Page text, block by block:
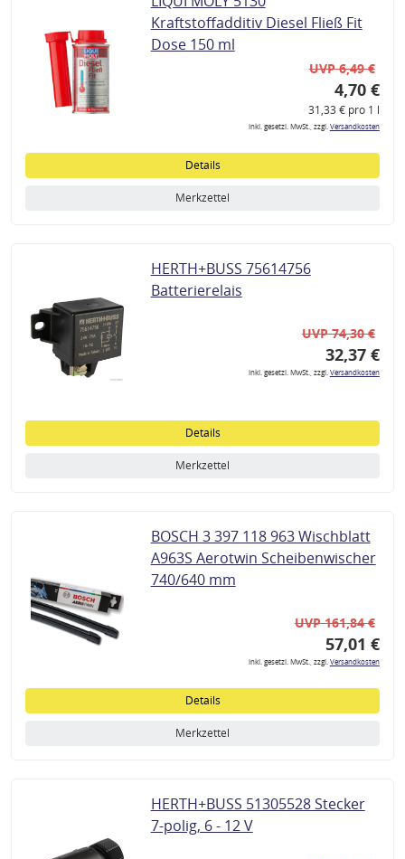
Kraftstoffadditiv Diesel Fließ Fit
Dose 150 ml
UVP 6,49 €
4,70 €
31,33 € pro 1 l
inkl. gesetzl. MwSt., zzgl.Versandkosten
Details
Merkzettel
HERTH+BUSS 75614756
Batterierelais
UVP 74,30 €
32,37 €
inkl. gesetzl. MwSt., zzgl.Versandkosten
Details
Merkzettel
BOSCH 3 397 118 963 Wischblatt
A963S Aerotwin Scheibenwischer
740/640 mm
UVP 161,84 €
57,01 €
inkl. gesetzl. MwSt., zzgl.Versandkosten
Details
Merkzettel
HERTH+BUSS 51305528 Stecker
7-polig, 6 - 12 V